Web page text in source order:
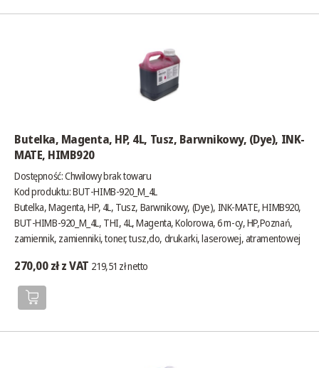
Butelka, Magenta, HP, 4L, Tusz, Barwnikowy, (Dye), INK-
MATE, HIMB920
Dostępność:Chwilowy brak towaru
Kod produktu: BUT-HIMB-920_M_4L
Butelka, Magenta, HP, 4L, Tusz, Barwnikowy, (Dye), INK-MATE, HIMB920,
BUT-HIMB-920_M_4L, THI, 4L, Magenta, Kolorowa, 6 m-cy, HP,Poznań,
zamiennik, zamienniki, toner, tusz,do, drukarki, laserowej, atramentowej
270,00 zł z VAT 219,51 zł netto